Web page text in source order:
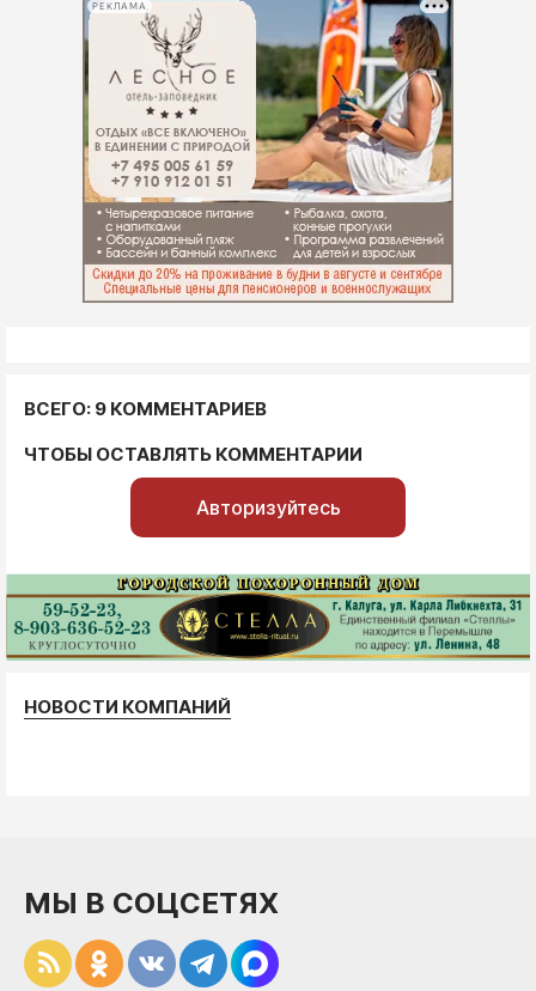
РЕКЛАМА
ВСЕГО: 9 КОММЕНТАРИЕВ
ЧТОБЫ ОСТАВЛЯТЬ КОММЕНТАРИИ
Авторизуйтесь
НОВОСТИ КОМПАНИЙ
МЫ В СОЦСЕТЯХ